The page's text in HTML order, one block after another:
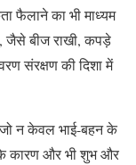
फैलाने का भी माध्यम
जैसे बीज राखी, कपड़े
संरक्षण की दिशा में
न केवल भाई-बहन के
के कारण और भी शुभ और